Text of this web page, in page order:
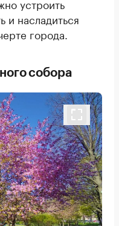
устроить
и насладиться
города.
собора